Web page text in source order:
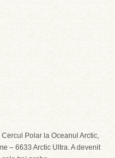
Polar la Oceanul Arctic,
– 6633 Arctic Ultra. A devenit